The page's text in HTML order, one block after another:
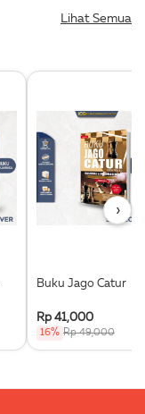
Lihat Semua
Buku Jago Catur
Rp 41,000
16% Rp 49,000
›